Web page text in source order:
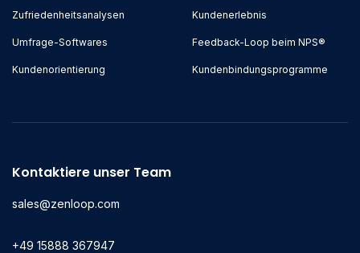
Zufriedenheitsanalysen
Umfrage-Softwares
Kundenorientierung
Kundenerlebnis
Feedback-Loop beim NPS®
Kundenbindungsprogramme
Kontaktiere unser Team
sales@zenloop.com
+49 15888 367947